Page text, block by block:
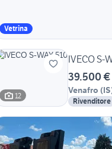
Vetrina
12
IVECO S-
39.500 €
Venafro (IS
Rivenditore